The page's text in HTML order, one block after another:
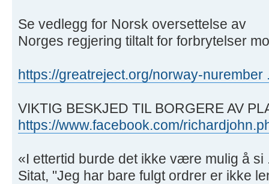
Se vedlegg for Norsk oversettelse av
Norges regjering tiltalt for forbrytelser
https://greatreject.org/norway-nurember
VIKTIG BESKJED TIL BORGERE AV
https://www.facebook.com/
«I ettertid burde det ikke være mulig å si
Sitat, "Jeg har bare fulgt ordrer er ikke